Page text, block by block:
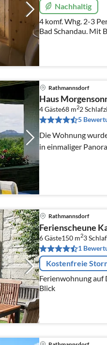
Nachhaltig
4 komf. Whg. 2-3
Bad Schandau. Mit
bitte anfragen, da
Rathmannsdorf
Haus
4 Gäste68 m22
5
Die Wohnung wurde 2024
in einmaliger
Rathmannsdorf
Ferienscheune
6 Gäste150 m23
1
Kostenfreie
Ferienwohnung auf Drei-Seiten-Hof mit einzigartigem
Blick